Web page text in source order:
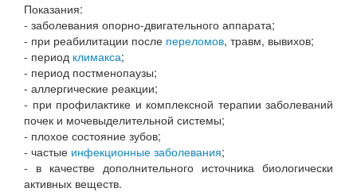
Показания:
- заболевания опорно-двигательного аппарата;
- при реабилитации после переломов, травм, вывихов;
- период климакса;
- период постменопаузы;
- аллергические реакции;
- при профилактике и комплексной терапии заболеваний
почек и мочевыделительной системы;
- плохое состояние зубов;
- частые инфекционные заболевания;
- в качестве дополнительного источника биологически
активных веществ.